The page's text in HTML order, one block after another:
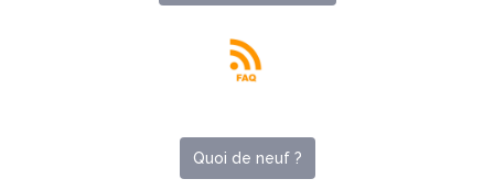
Quoi de neuf ?